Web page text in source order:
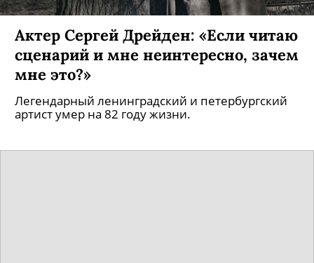
Актер Сергей Дрейден: «Если читаю
сценарий и мне неинтересно, зачем
мне это?»
Легендарный ленинградский и петербургский
артист умер на 82 году жизни.